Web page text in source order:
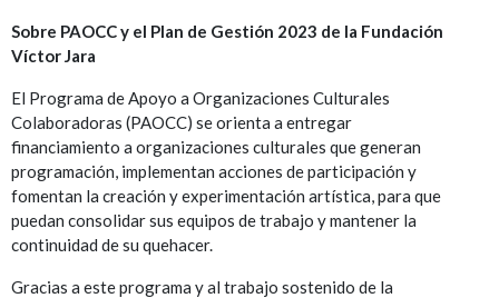
Sobre PAOCC y el Plan de Gestión 2023 de la Fundación
Víctor Jara
El Programa de Apoyo a Organizaciones Culturales
Colaboradoras (PAOCC) se orienta a entregar
financiamiento a organizaciones culturales que generan
programación, implementan acciones de participación y
fomentan la creación y experimentación artística, para que
puedan consolidar sus equipos de trabajo y mantener la
continuidad de su quehacer.
Gracias a este programa y al trabajo sostenido de la